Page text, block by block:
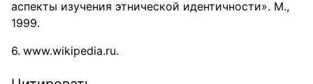
аспекты изучения этнической идентичности». М.,
1999.
www.wikipedia.ru.